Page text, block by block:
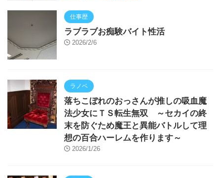
仕事歴
ラブラブお痴験バイト性活
2026/2/6
ラノベ
落ちこぼれのおっさんが推しの吸血魔
法少女にＴＳ転生無双 ～セカイの終
末を防ぐため魔王と異能バトルして理
想の百合ハーレムを作ります～
2026/1/26